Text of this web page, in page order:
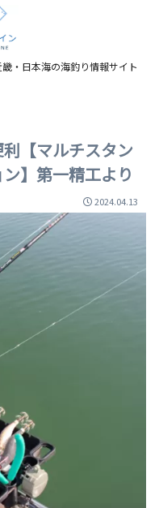
・日本海の海釣り情報サイト
【マルチスタン
】第一精工より
2024.04.13